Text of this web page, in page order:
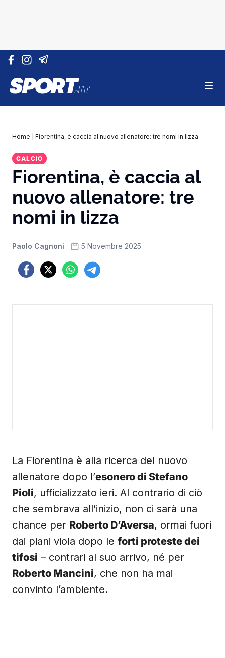
Vai al contenuto
Home Fiorentina, è caccia al nuovo allenatore: tre nomi in lizza
CALCIO
Fiorentina, è caccia al
nuovo allenatore: tre
nomi in lizza
Paolo Cagnoni 5 Novembre 2025
La Fiorentina è alla ricerca del nuovo
allenatore dopo l’esonero di Stefano
Pioli, ufficializzato ieri. Al contrario di ciò
che sembrava all’inizio, non ci sarà una
chance per Roberto D’Aversa, ormai fuori
dai piani viola dopo le forti proteste dei
tifosi – contrari al suo arrivo, né per
Roberto Mancini, che non ha mai
convinto l’ambiente.